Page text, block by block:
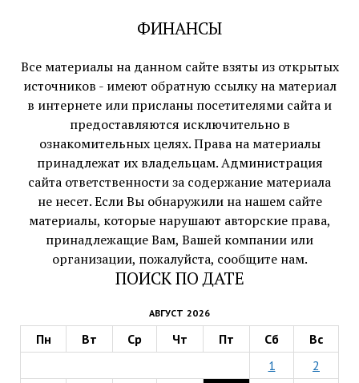
ФИНАНСЫ
Все материалы на данном сайте взяты из открытых
источников - имеют обратную ссылку на материал
в интернете или присланы посетителями сайта и
предоставляются исключительно в
ознакомительных целях. Права на материалы
принадлежат их владельцам. Администрация
сайта ответственности за содержание материала
не несет. Если Вы обнаружили на нашем сайте
материалы, которые нарушают авторские права,
принадлежащие Вам, Вашей компании или
организации, пожалуйста, сообщите нам.
ПОИСК ПО ДАТЕ
АВГУСТ 2026
Пн Вт Ср Чт Пт Сб
Вс
1
2